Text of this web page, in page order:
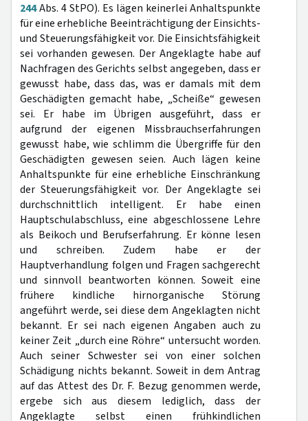
244Abs. 4 StPO). Es lägen keinerlei Anhaltspunkte
für eine erhebliche Beeinträchtigung der Einsichts-
und Steuerungsfähigkeit vor. Die Einsichtsfähigkeit
sei vorhanden gewesen. Der Angeklagte habe auf
Nachfragen des Gerichts selbst angegeben, dass er
gewusst habe, dass das, was er damals mit dem
Geschädigten gemacht habe, „Scheiße“ gewesen
sei. Er habe im Übrigen ausgeführt, dass er
aufgrund der eigenen Missbrauchserfahrungen
gewusst habe, wie schlimm die Übergriffe für den
Geschädigten gewesen seien. Auch lägen keine
Anhaltspunkte für eine erhebliche Einschränkung
der Steuerungsfähigkeit vor. Der Angeklagte sei
durchschnittlich intelligent. Er habe einen
Hauptschulabschluss, eine abgeschlossene Lehre
als Beikoch und Berufserfahrung. Er könne lesen
und schreiben. Zudem habe er der
Hauptverhandlung folgen und Fragen sachgerecht
und sinnvoll beantworten können. Soweit eine
frühere kindliche hirnorganische Störung
angeführt werde, sei diese dem Angeklagten nicht
bekannt. Er sei nach eigenen Angaben auch zu
keiner Zeit „durch eine Röhre“ untersucht worden.
Auch seiner Schwester sei von einer solchen
Schädigung nichts bekannt. Soweit in dem Antrag
auf das Attest des Dr. F. Bezug genommen werde,
ergebe sich aus diesem lediglich, dass der
Angeklagte selbst einen frühkindlichen